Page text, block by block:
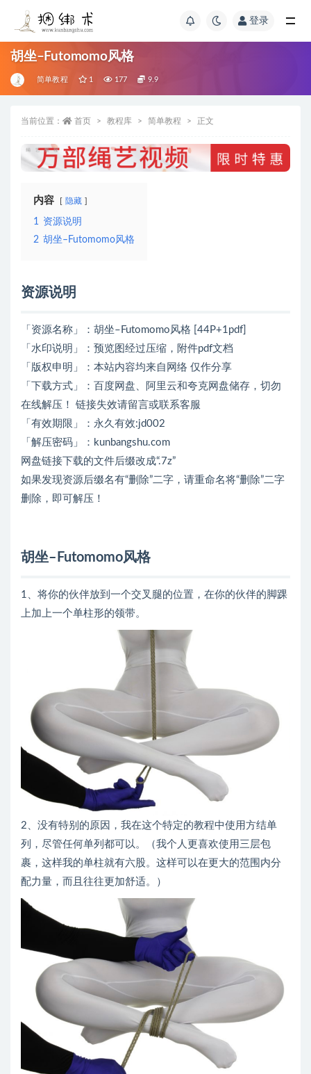
登录
胡坐–Futomomo风格
简单教程 1 177 9.9
当前位置： 首页 教程库 简单教程 正文
内容 隐藏
1 资源说明
2 胡坐–Futomomo风格
资源说明
「资源名称」：胡坐–Futomomo风格 [44P+1pdf]
「水印说明」：预览图经过压缩，附件pdf文档
「版权申明」：本站内容均来自网络 仅作分享
「下载方式」：百度网盘、阿里云和夸克网盘储存，切勿
在线解压！ 链接失效请留言或联系客服
「有效期限」：永久有效:jd002
「解压密码」：kunbangshu.com
网盘链接下载的文件后缀改成“.7z”
如果发现资源后缀名有“删除”二字，请重命名将“删除”二字
删除，即可解压！
胡坐–Futomomo风格
1、将你的伙伴放到一个交叉腿的位置，在你的伙伴的脚踝
上加上一个单柱形的领带。
2、没有特别的原因，我在这个特定的教程中使用方结单
列，尽管任何单列都可以。（我个人更喜欢使用三层包
裹，这样我的单柱就有六股。这样可以在更大的范围内分
配力量，而且往往更加舒适。）